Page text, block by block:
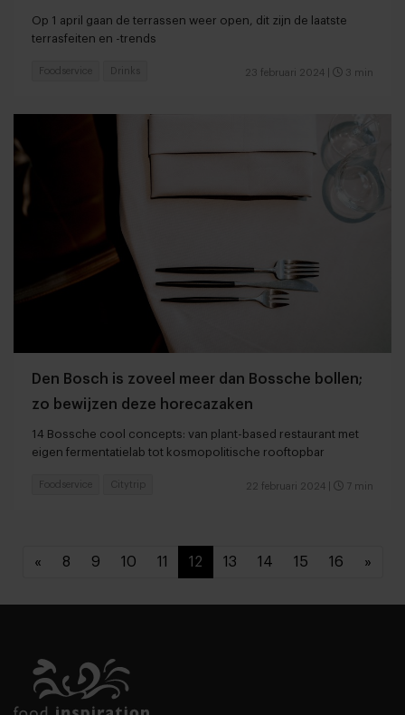
middenmoter
Op 1 april gaan de terrassen weer open, dit zijn de laatste
terrasfeiten en -trends
23 februari 2024 3 min
Foodservice Drinks
Den Bosch is zoveel meer dan Bossche bollen;
zo bewijzen deze horecazaken
14 Bossche cool concepts: van plant-based restaurant met
eigen fermentatielab tot kosmopolitische rooftopbar
22 februari 2024 7 min
Foodservice Citytrip
« 8 9 10 11 12 13 14 15 16 »